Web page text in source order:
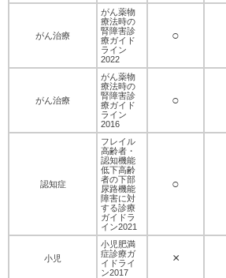
がん治療
がん薬物
療法時の
腎障害診
療ガイド
ライン
2022
○
がん治療
がん薬物
療法時の
腎障害診
療ガイド
ライン
2016
○
認知症
フレイル
高齢者・
認知機能
低下高齢
者の下部
尿路機能
障害に対
する診療
ガイドラ
イン2021
○
小児
小児肥満
症診療ガ
イドライ
ン2017
×